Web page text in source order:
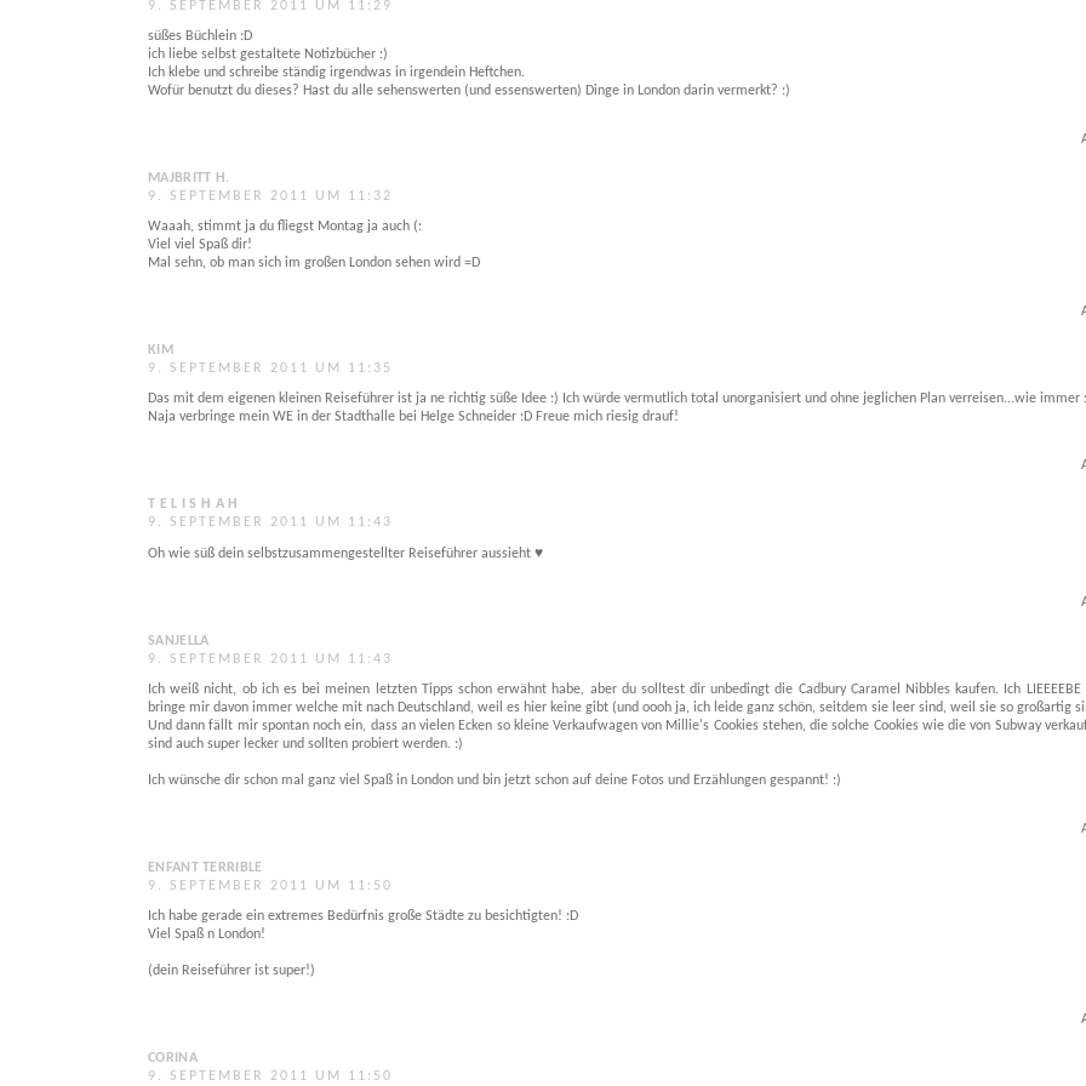
9. SEPTEMBER 2011 UM 11:29
süßes Büchlein :D
ich liebe selbst gestaltete Notizbücher :)
Ich klebe und schreibe ständig irgendwas in irgendein Heftchen.
Wofür benutzt du dieses? Hast du alle sehenswerten (und essenswerten) Dinge in London darin vermerkt? :)
MAJBRITT H.
9. SEPTEMBER 2011 UM 11:32
Waaah, stimmt ja du fliegst Montag ja auch (:
Viel viel Spaß dir!
Mal sehn, ob man sich im großen London sehen wird =D
KIM
9. SEPTEMBER 2011 UM 11:35
Das mit dem eigenen kleinen Reiseführer ist ja ne richtig süße Idee :) Ich würde vermutlich total unorganisiert und ohne jeglichen Plan verreisen...wie immer
Naja verbringe mein WE in der Stadthalle bei Helge Schneider :D Freue mich riesig drauf!
T E L I S H A H
9. SEPTEMBER 2011 UM 11:43
Oh wie süß dein selbstzusammengestellter Reiseführer aussieht ♥
SANJELLA
9. SEPTEMBER 2011 UM 11:43
Ich weiß nicht, ob ich es bei meinen letzten Tipps schon erwähnt habe, aber du solltest dir unbedingt die Cadbury Caramel Nibbles kaufen. Ich LIEEEEBE
bringe mir davon immer welche mit nach Deutschland, weil es hier keine gibt (und oooh ja, ich leide ganz schön, seitdem sie leer sind, weil sie so großartig
Und dann fällt mir spontan noch ein, dass an vielen Ecken so kleine Verkaufwagen von Millie's Cookies stehen, die solche Cookies wie die von Subway
sind auch super lecker und sollten probiert werden. :)
Ich wünsche dir schon mal ganz viel Spaß in London und bin jetzt schon auf deine Fotos und Erzählungen gespannt! :)
ENFANT TERRIBLE
9. SEPTEMBER 2011 UM 11:50
Ich habe gerade ein extremes Bedürfnis große Städte zu besichtigten! :D
Viel Spaß n London!
(dein Reiseführer ist super!)
CORINA
9. SEPTEMBER 2011 UM 11:50